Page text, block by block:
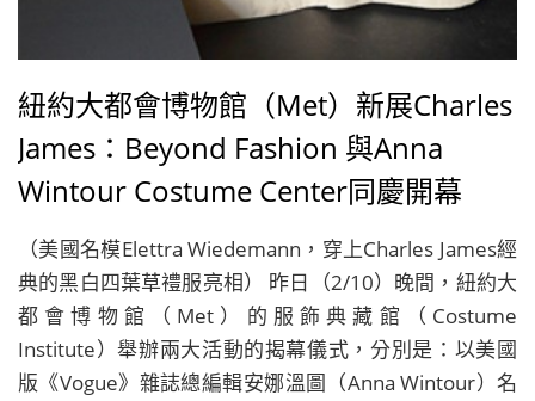
紐約大都會博物館（Met）新展Charles
James：Beyond Fashion 與Anna
Wintour Costume Center同慶開幕
（美國名模Elettra Wiedemann，穿上Charles James經
典的黑白四葉草禮服亮相） 昨日（2/10）晚間，紐約大
都會博物館（Met）的服飾典藏館（Costume
Institute）舉辦兩大活動的揭幕儀式，分別是：以美國
版《Vogue》雜誌總編輯安娜溫圖（Anna Wintour）名